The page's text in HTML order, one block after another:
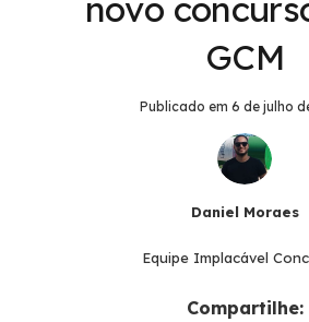
GCM
Publicado em 6 de julho
Daniel Moraes
Equipe Implacável
Compartilhe: